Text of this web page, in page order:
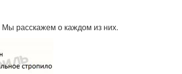
расскажем о каждом из них.